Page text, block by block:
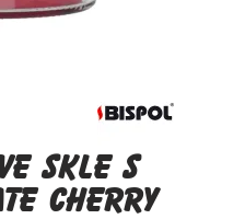
skle s
CHERRY